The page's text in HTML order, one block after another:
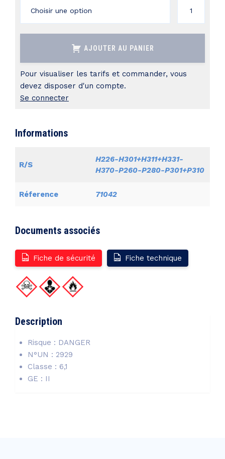
quantité
de
AJOUTER AU PANIER
Pour visualiser les tarifs et commander, vous
devez disposer d'un compte.
Se connecter
Informations
R/S
H226-H301+H311+H331-
H370-P260-P280-P301+P310
Réference 71042
Documents associés
Fiche de sécurité Fiche technique
Description
Risque : DANGER
N°UN : 2929
Classe : 6,1
GE : II